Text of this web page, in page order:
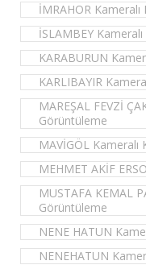
İMRAHOR
İSLAMBEY
KARABURUN
KARLIBAYIR
MAREŞAL FEVZİ
Görüntüleme
MAVİGÖL
MEHMET AKİF
MUSTAFA KEMAL
Görüntüleme
NENE HATUN
NENEHATUN